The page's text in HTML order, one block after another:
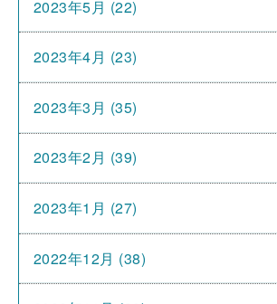
2023年5月 (22)
2023年4月 (23)
2023年3月 (35)
2023年2月 (39)
2023年1月 (27)
2022年12月 (38)